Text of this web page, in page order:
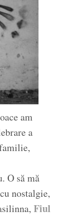
am
a
O să mă
nostalgie,
Fiul